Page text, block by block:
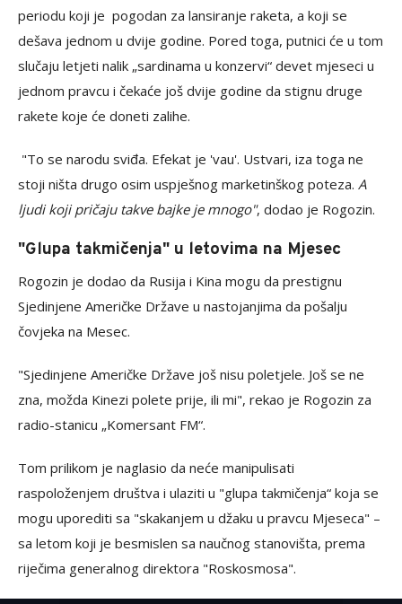
periodu koji je pogodan za lansiranje raketa, a koji se
dešava jednom u dvije godine. Pored toga, putnici će u tom
slučaju letjeti nalik „sardinama u konzervi“ devet mjeseci u
jednom pravcu i čekaće još dvije godine da stignu druge
rakete koje će doneti zalihe.
"To se narodu sviđa. Efekat je 'vau'. Ustvari, iza toga ne
stoji ništa drugo osim uspješnog marketinškog poteza. A
ljudi koji pričaju takve bajke je mnogo", dodao je Rogozin.
"Glupa takmičenja" u letovima na Mjesec
Rogozin je dodao da Rusija i Kina mogu da prestignu
Sjedinjene Američke Države u nastojanjima da pošalju
čovjeka na Mesec.
"Sjedinjene Američke Države još nisu poletjele. Još se ne
zna, možda Kinezi polete prije, ili mi", rekao je Rogozin za
radio-stanicu „Komersant FM“.
Tom prilikom je naglasio da neće manipulisati
raspoloženjem društva i ulaziti u "glupa takmičenja“ koja se
mogu uporediti sa "skakanjem u džaku u pravcu Mjeseca" –
sa letom koji je besmislen sa naučnog stanovišta, prema
riječima generalnog direktora "Roskosmosa".